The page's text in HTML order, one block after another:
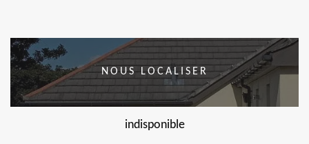
NOUS LOCALISER
indisponible